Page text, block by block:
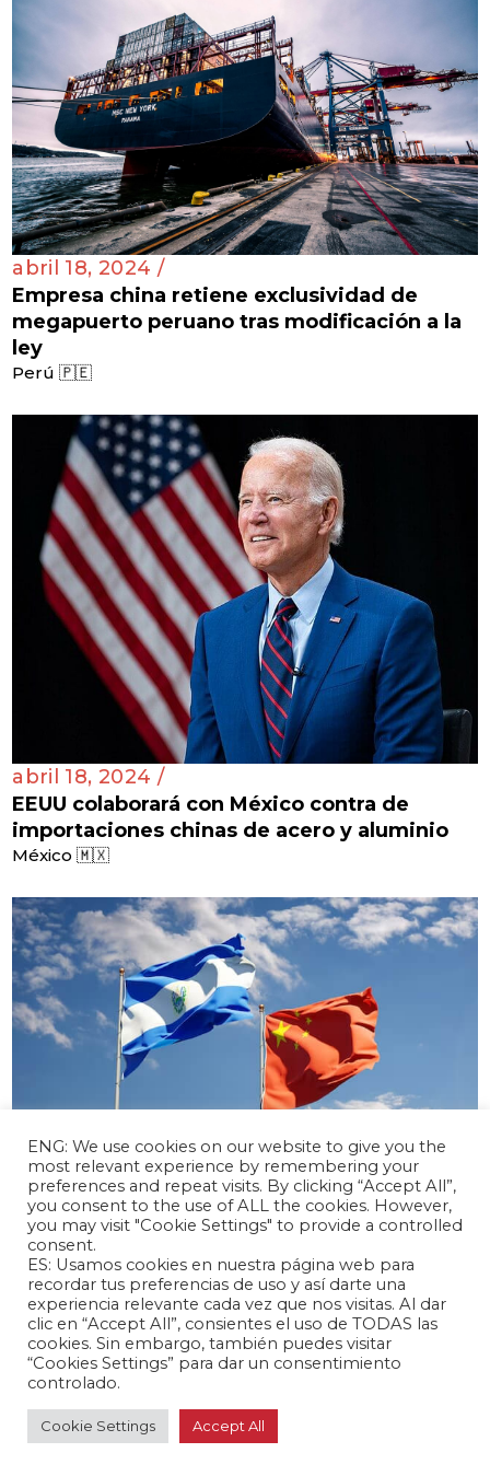
abril 18, 2024 /
Empresa china retiene exclusividad de
megapuerto peruano tras modificación a la
ley
Perú 🇵🇪
abril 18, 2024 /
EEUU colaborará con México contra de
importaciones chinas de acero y aluminio
México 🇲🇽
abril 17, 2024 /
El Salvador y China inician negociaciones
para un TLC
Latinoamérica 🌎
ENG: We use cookies on our website to give you the
most relevant experience by remembering your
preferences and repeat visits. By clicking “Accept All”,
you consent to the use of ALL the cookies. However,
you may visit "Cookie Settings" to provide a controlled
consent.
ES: Usamos cookies en nuestra página web para
recordar tus preferencias de uso y así darte una
experiencia relevante cada vez que nos visitas. Al dar
clic en “Accept All”, consientes el uso de TODAS las
cookies. Sin embargo, también puedes visitar
“Cookies Settings” para dar un consentimiento
controlado.
Cookie Settings Accept All